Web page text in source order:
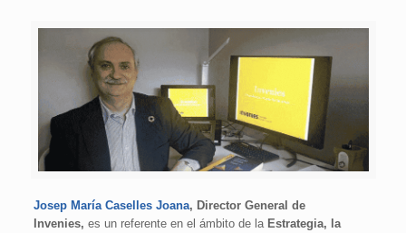
Josep María Caselles Joana, Director General de
Invenies, es un referente en el ámbito de la Estrategia, la